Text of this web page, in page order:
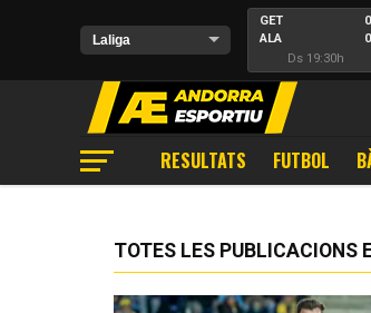
GET
ALA
0
0
Ds 19:30h
RESULTATS FUTBOL
TOTES LES PUBLICACIONS